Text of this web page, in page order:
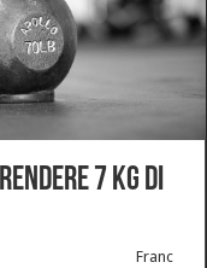
7 Kg di
Franc